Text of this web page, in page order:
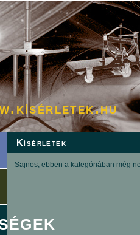
Kísérletek
Sajnos, ebben a kategóriában még